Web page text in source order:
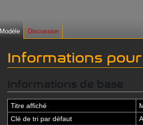
Informations pour
Aller
à
la
navigation
Aller
à
la
recherche
Informations de base
Titre affiché
Clé de tri par défaut
Modèle Discussion